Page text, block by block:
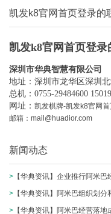
凯发k8官网首页登录的
凯发k8官网首页登录
深圳市华典智慧有限公司
地址：深圳市龙华区深圳
总机：0755-29484600
网址： 凯发棋牌-凯发k8官网
邮箱： mail@huadior.com
新闻动态
> 【华典资讯】企业推行阿米巴
> 【华典资讯】阿米巴组织划分
> 【华典资讯】阿米巴经营落地